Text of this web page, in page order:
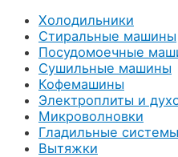
Холодильники
Стиральные машины
Посудомоечные
Сушильные машины
Кофемашины
Электроплиты и
Микроволновки
Гладильные системы
Вытяжки